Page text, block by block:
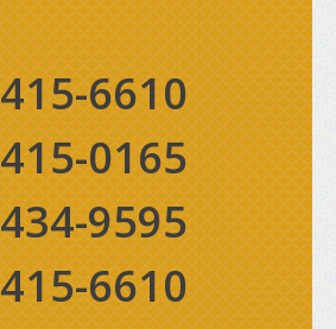
415-6610
415-0165
434-9595
415-6610